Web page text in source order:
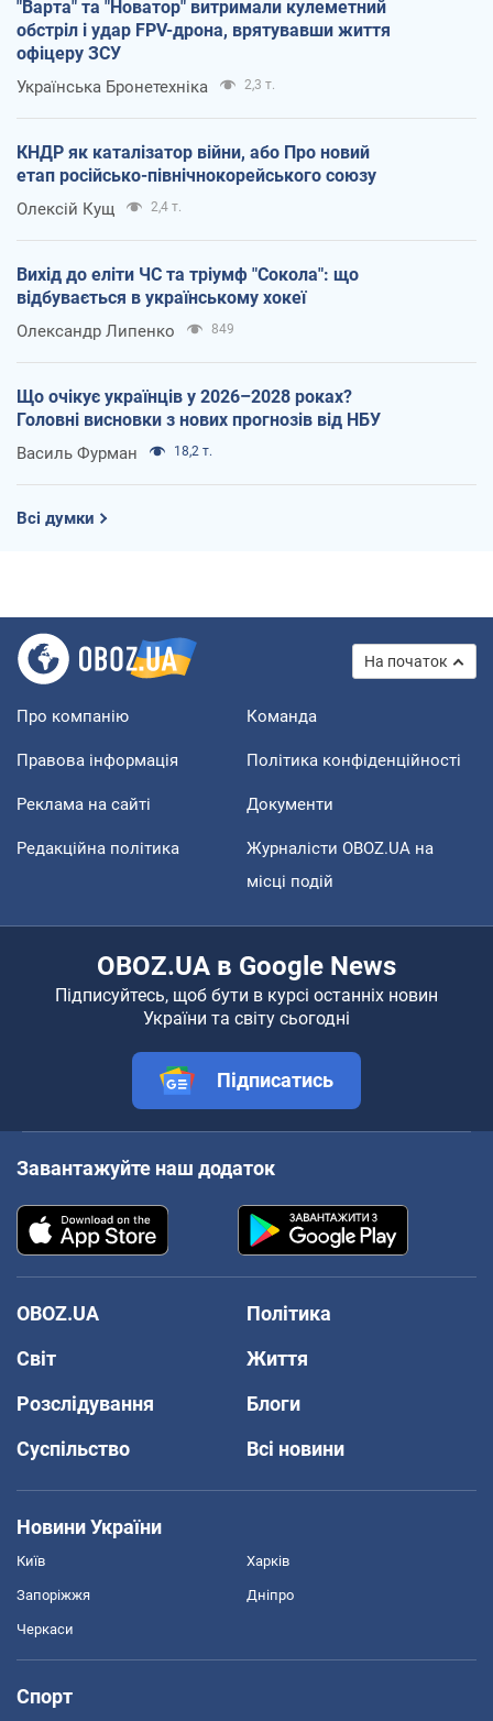
"Варта" та "Новатор" витримали кулеметний
обстріл і удар FPV-дрона, врятувавши життя
офіцеру ЗСУ
Українська Бронетехніка 2,3 т.
КНДР як каталізатор війни, або Про новий
етап російсько-північнокорейського союзу
Олексій Кущ 2,4 т.
Вихід до еліти ЧС та тріумф "Сокола": що
відбувається в українському хокеї
Олександр Липенко 849
Що очікує українців у 2026–2028 роках?
Головні висновки з нових прогнозів від НБУ
Василь Фурман 18,2 т.
Всі думки
На початок
Про компанію Команда
Правова інформація Політика конфіденційності
Реклама на сайті Документи
Редакційна політика
Журналісти OBOZ.UA на
місці подій
OBOZ.UA в Google News
Підписуйтесь, щоб бути в курсі останніх новин
України та світу сьогодні
Підписатись
Завантажуйте наш додаток
OBOZ.UA
Політика
Світ
Життя
Розслідування
Блоги
Суспільство
Всі новини
Новини України
Київ Харків
Запоріжжя Дніпро
Черкаси
Спорт